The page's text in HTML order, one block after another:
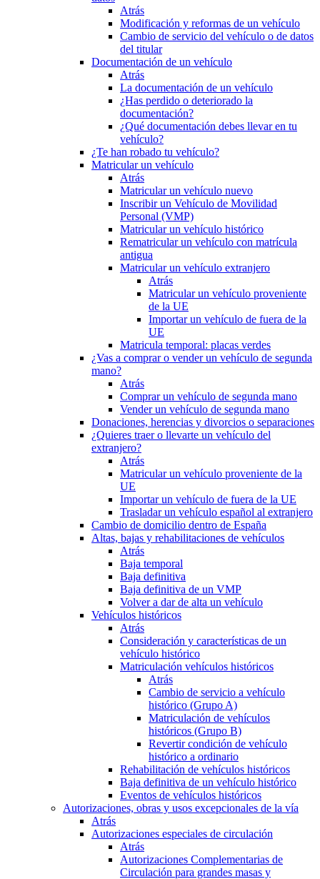
Atrás
Modificación y reformas de un vehículo
Cambio de servicio del vehículo o de datos
del titular
Documentación de un vehículo
Atrás
La documentación de un vehículo
¿Has perdido o deteriorado la
documentación?
¿Qué documentación debes llevar en tu
vehículo?
¿Te han robado tu vehículo?
Matricular un vehículo
Atrás
Matricular un vehículo nuevo
Inscribir un Vehículo de Movilidad
Personal (VMP)
Matricular un vehículo histórico
Rematricular un vehículo con matrícula
antigua
Matricular un vehículo extranjero
Atrás
Matricular un vehículo proveniente
de la UE
Importar un vehículo de fuera de la
UE
Matricula temporal: placas verdes
¿Vas a comprar o vender un vehículo de segunda
mano?
Atrás
Comprar un vehículo de segunda mano
Vender un vehículo de segunda mano
Donaciones, herencias y divorcios o separaciones
¿Quieres traer o llevarte un vehículo del
extranjero?
Atrás
Matricular un vehículo proveniente de la
UE
Importar un vehículo de fuera de la UE
Trasladar un vehículo español al extranjero
Cambio de domicilio dentro de España
Altas, bajas y rehabilitaciones de vehículos
Atrás
Baja temporal
Baja definitiva
Baja definitiva de un VMP
Volver a dar de alta un vehículo
Vehículos históricos
Atrás
Consideración y características de un
vehículo histórico
Matriculación vehículos históricos
Atrás
Cambio de servicio a vehículo
histórico (Grupo A)
Matriculación de vehículos
históricos (Grupo B)
Revertir condición de vehículo
histórico a ordinario
Rehabilitación de vehículos históricos
Baja definitiva de un vehículo histórico
Eventos de vehículos históricos
Autorizaciones, obras y usos excepcionales de la vía
Atrás
Autorizaciones especiales de circulación
Atrás
Autorizaciones Complementarias de
Circulación para grandes masas y